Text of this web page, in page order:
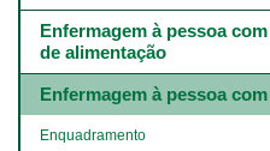
Enfermagem à pessoa
de alimentação
Enfermagem à pessoa
Enquadramento